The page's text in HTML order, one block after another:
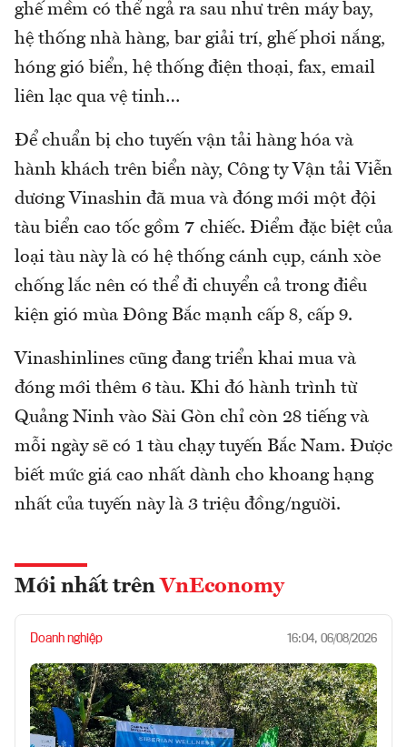
ghế mềm có thể ngả ra sau như trên máy bay,
hệ thống nhà hàng, bar giải trí, ghế phơi nắng,
hóng gió biển, hệ thống điện thoại, fax, email
liên lạc qua vệ tinh…
Để chuẩn bị cho tuyến vận tải hàng hóa và
hành khách trên biển này, Công ty Vận tải Viễn
dương Vinashin đã mua và đóng mới một đội
tàu biển cao tốc gồm 7 chiếc. Điểm đặc biệt của
loại tàu này là có hệ thống cánh cụp, cánh xòe
chống lắc nên có thể đi chuyển cả trong điều
kiện gió mùa Đông Bắc mạnh cấp 8, cấp 9.
Vinashinlines cũng đang triển khai mua và
đóng mới thêm 6 tàu. Khi đó hành trình từ
Quảng Ninh vào Sài Gòn chỉ còn 28 tiếng và
mỗi ngày sẽ có 1 tàu chạy tuyến Bắc Nam. Được
biết mức giá cao nhất dành cho khoang hạng
nhất của tuyến này là 3 triệu đồng/người.
Mới nhất trên VnEconomy
Doanh nghiệp 16:04, 06/08/2026